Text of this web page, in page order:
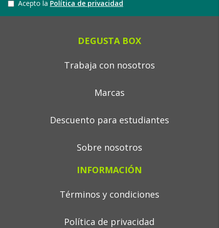
Acepto la Política de privacidad
DEGUSTA BOX
Trabaja con nosotros
Marcas
Descuento para estudiantes
Sobre nosotros
INFORMACIÓN
Términos y condiciones
Política de privacidad